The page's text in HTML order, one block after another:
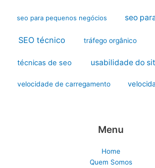
seo para pequenos negócios seo
SEO técnico tráfego orgânico
técnicas de seo usabilidade do
velocidade de carregamento
Menu
Home
Quem Somos